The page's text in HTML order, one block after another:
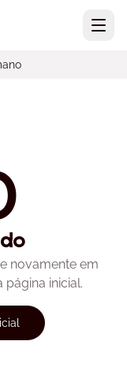
novamente em
inicial.